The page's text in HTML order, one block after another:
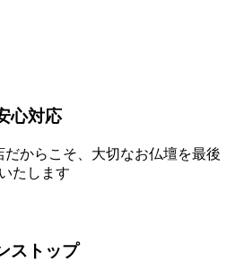
心対応
だからこそ、大切なお仏壇を最後
たします
ストップ